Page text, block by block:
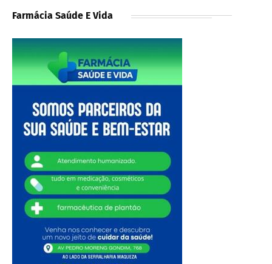
Farmácia Saúde E Vida